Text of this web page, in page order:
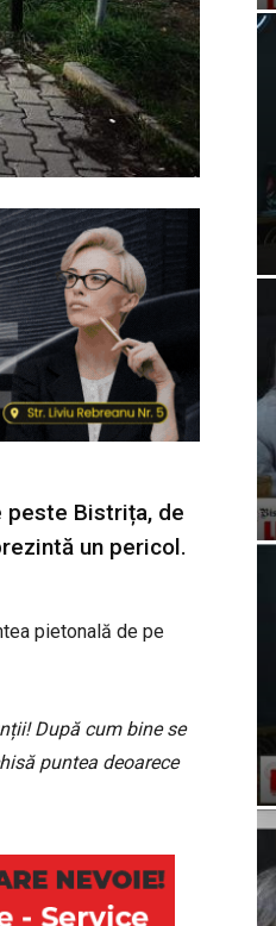
peste Bistrița, de
un pericol.
pietonală de pe
După cum bine se
puntea deoarece